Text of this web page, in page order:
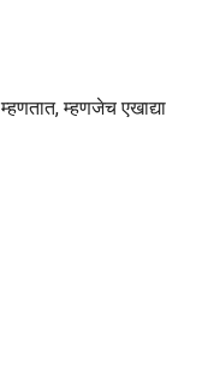
म्हणजेच एखाद्या